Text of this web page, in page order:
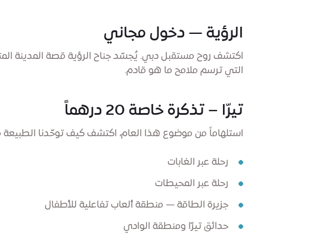
الرؤية — دخول مجاني
اكتشف روح مستقبل دبي. يُجسّد جناح الرؤية قصة المدينة
التي ترسم ملامح ما هو قادم.
تيرّا – تذكرة خاصة 20 درهماً
استلهاماً من موضوع هذا العام، اكتشف كيف توحّدنا
رحلة عبر الغابات
رحلة عبر المحيطات
جزيرة الطاقة — منطقة ألعاب تفاعلية للأطفال
حدائق تيرّا ومنطقة الوادي